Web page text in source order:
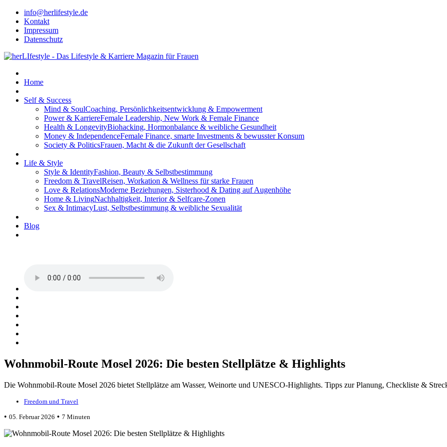
info@herlifestyle.de
Kontakt
Impressum
Datenschutz
Home
Self & Success
Mind & SoulCoaching, Persönlichkeitsentwicklung & Empowerment
Power & KarriereFemale Leadership, New Work & Female Finance
Health & LongevityBiohacking, Hormonbalance & weibliche Gesundheit
Money & IndependenceFemale Finance, smarte Investments & bewusster Konsum
Society & PoliticsFrauen, Macht & die Zukunft der Gesellschaft
Life & Style
Style & IdentityFashion, Beauty & Selbstbestimmung
Freedom & TravelReisen, Workation & Wellness für starke Frauen
Love & RelationsModerne Beziehungen, Sisterhood & Dating auf Augenhöhe
Home & LivingNachhaltigkeit, Interior & Selfcare-Zonen
Sex & IntimacyLust, Selbstbestimmung & weibliche Sexualität
Blog
Wohnmobil-Route Mosel 2026: Die besten Stellplätze & Highlights
Die Wohnmobil-Route Mosel 2026 bietet Stellplätze am Wasser, Weinorte und UNESCO-Highlights. Tipps zur Planung, Checkliste &
Freedom und Travel
• 05. Februar 2026 • 7 Minuten